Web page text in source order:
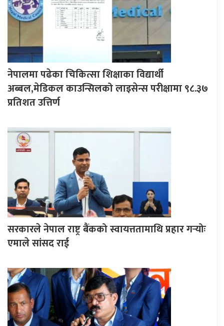
नेपालमा पढेका चिकित्सा शिक्षाका विद्यार्थी
अब्बल,मेडिकल काउन्सिलको लाइसेन्स परीक्षामा ९८.३७
प्रतिशत उत्तिर्ण
सरकारले नेपाल राष्ट्र बैंकको स्वायत्ततामाथि प्रहार गर्‍योः
एमाले सांसद राई